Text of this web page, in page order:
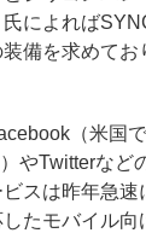
によれば
備を求めて
（米国
やTwitterなど
スは昨年急速
たモバイル